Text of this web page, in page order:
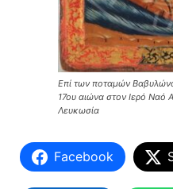
Επί των ποταμών
17ου αιώνα στον Ιερό Ναό
Λευκωσία
Facebook